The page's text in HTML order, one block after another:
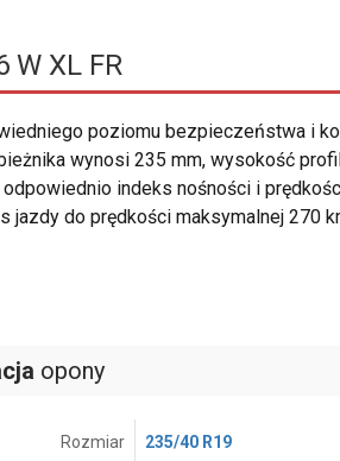
W XL FR
poziomu bezpieczeństwa i
wynosi 235 mm, wysokość
indeks nośności i
do prędkości maksymalnej 270
opony
Rozmiar 235/40 R19